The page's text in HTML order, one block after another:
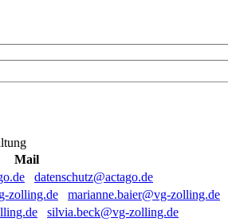
Mail
datenschutz@actago.de
marianne.baier@vg-zolling.de
silvia.beck@vg-zolling.de